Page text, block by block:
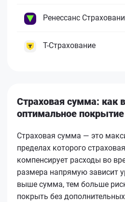
Ренессанс
Т-Страхование
Страховая сумма: как
оптимальное покрытие
Страховая сумма — это
пределах которого
компенсирует расходы во
размера напрямую зависит
выше сумма, тем больше
покрыть без